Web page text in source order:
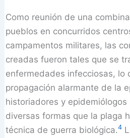
Como reunión de una
pueblos en concurridos
campamentos militares, las
creadas fueron tales que se
enfermedades infecciosas, lo
propagación alarmante de la
historiadores y
diversas formas que la plaga
técnica de guerra biológica.4